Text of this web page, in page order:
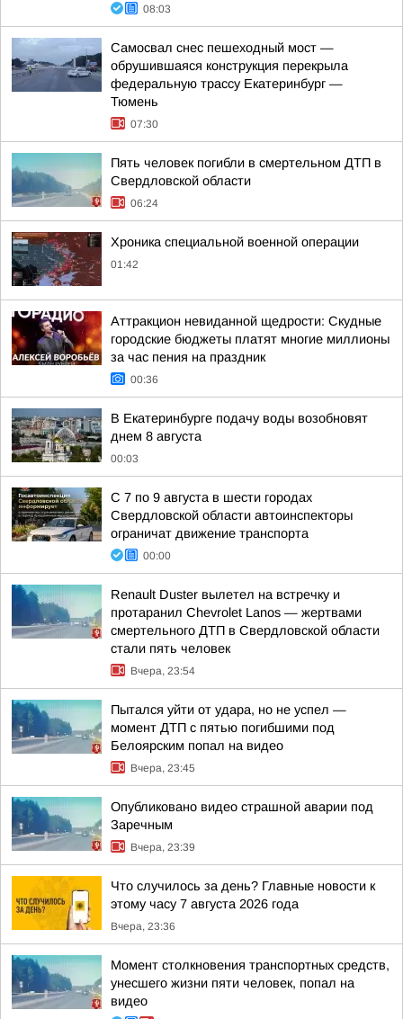
08:03
Самосвал снес пешеходный мост —
обрушившаяся конструкция перекрыла
федеральную трассу Екатеринбург —
Тюмень
07:30
Пять человек погибли в смертельном ДТП в
Свердловской области
06:24
Хроника специальной военной операции
01:42
Аттракцион невиданной щедрости: Скудные
городские бюджеты платят многие миллионы
за час пения на праздник
00:36
В Екатеринбурге подачу воды возобновят
днем 8 августа
00:03
С 7 по 9 августа в шести городах
Свердловской области автоинспекторы
ограничат движение транспорта
00:00
Renault Duster вылетел на встречку и
протаранил Chevrolet Lanos — жертвами
смертельного ДТП в Свердловской области
стали пять человек
Вчера, 23:54
Пытался уйти от удара, но не успел —
момент ДТП с пятью погибшими под
Белоярским попал на видео
Вчера, 23:45
Опубликовано видео страшной аварии под
Заречным
Вчера, 23:39
Что случилось за день? Главные новости к
этому часу 7 августа 2026 года
Вчера, 23:36
Момент столкновения транспортных средств,
унесшего жизни пяти человек, попал на
видео